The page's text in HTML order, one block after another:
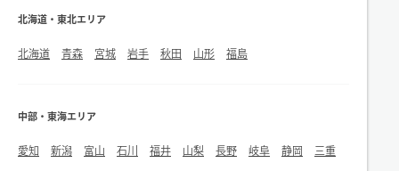
北海道・東北エリア
北海道 青森 宮城 岩手 秋田 山形 福島
中部・東海エリア
愛知 新潟 富山 石川 福井 山梨 長野 岐阜 静岡 三重